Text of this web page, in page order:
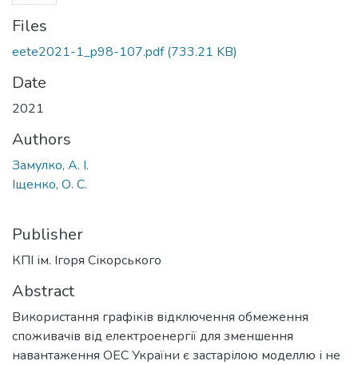
Files
eete2021-1_p98-107.pdf(733.21 KB)
Date
2021
Authors
Замулко, А. І.
Іщенко, О. С.
Publisher
КПІ ім. Ігоря Сікорського
Abstract
Використання графіків відключення обмеження
споживачів від електроенергії для зменшення
навантаження ОЕС України є застарілою моделлю і не